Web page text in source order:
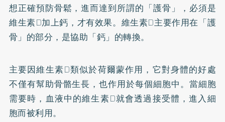
想正確預防骨鬆，進而達到所謂的「護骨」，必須是
維生素D加上鈣，才有效果。維生素D主要作用在「護
骨」的部分，是協助「鈣」的轉換。
主要因維生素D類似於荷爾蒙作用，它對身體的好處
不僅有幫助骨骼生長，也作用於每個細胞中。當細胞
需要時，血液中的維生素D就會透過接受體，進入細
胞而被利用。